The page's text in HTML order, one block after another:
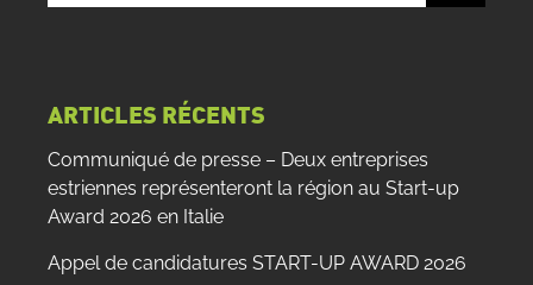
ARTICLES RÉCENTS
Communiqué de presse – Deux entreprises
estriennes représenteront la région au Start-up
Award 2026 en Italie
Appel de candidatures START-UP AWARD 2026